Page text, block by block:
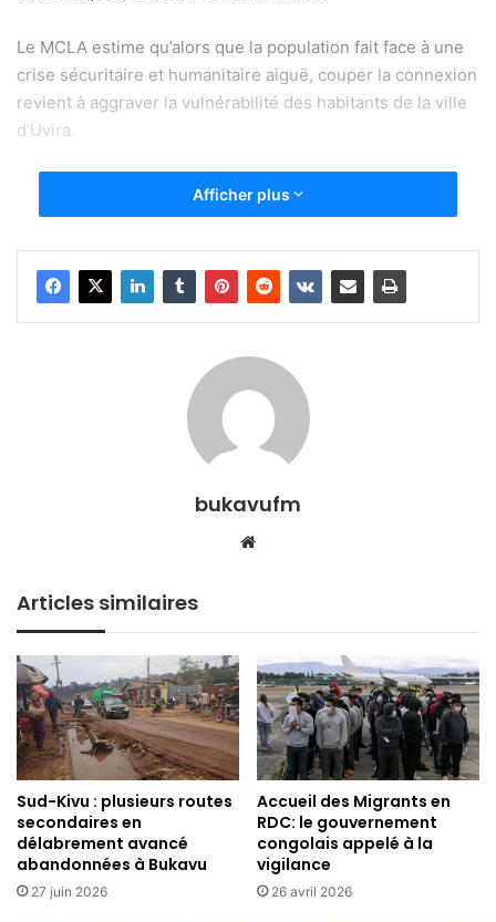
Le MCLA estime qu’alors que la population fait face à une
crise sécuritaire et humanitaire aiguë, couper la connexion
revient à aggraver la vulnérabilité des habitants de la ville
d’Uvira.
Cette structure citoyenne rappelle que l’accès à un réseau
stable et fiable relève d’un droit fondamental.
Face à cette situation, le Mouvement citoyen MCLA-RDC
condamne cette perturbation qui pénalise injustement les
habitants d’Uvira et entrave leur vie quotidienne, et invite
les opérateurs de télécommunication et les autorités
compétentes à assumer leurs responsabilités en
rétablissant un service de qualité, de manière immédiate
des forfaits qui expirent sans être utilisés en cas de
perturbation de réseau et demande leur remboursement à
Bonheur Safari
Afficher plus
bukavufm
Articles similaires
Sud-Kivu : plusieurs routes
secondaires en
délabrement avancé
abandonnées à Bukavu
27 juin 2026
Accueil des Migrants en
RDC: le gouvernement
congolais appelé à la
vigilance
26 avril 2026